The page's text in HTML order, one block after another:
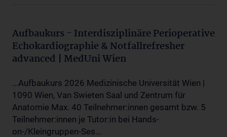
Aufbaukurs - Interdisziplinäre Perioperative
Echokardiographie & Notfallrefresher
advanced | MedUni Wien
...Aufbaukurs 2026 Medizinische Universität Wien |
1090 Wien, Van Swieten Saal und Zentrum für
Anatomie Max. 40 Teilnehmer:innen gesamt bzw. 5
Teilnehmer:innen je Tutor:in bei Hands-
on-/Kleingruppen-Ses...